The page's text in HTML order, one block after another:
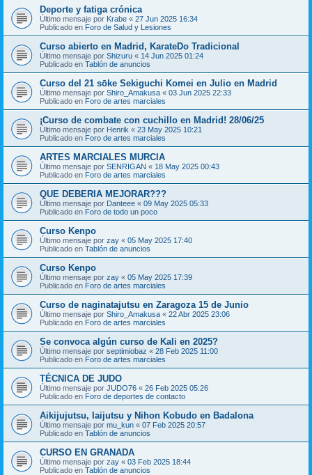
Deporte y fatiga crónica
Último mensaje por Krabe « 27 Jun 2025 16:34
Publicado en Foro de Salud y Lesiones
Curso abierto en Madrid, KarateDo Tradicional
Último mensaje por Shizuru « 14 Jun 2025 01:24
Publicado en Tablón de anuncios
Curso del 21 sōke Sekiguchi Komei en Julio en Madrid
Último mensaje por Shiro_Amakusa « 03 Jun 2025 22:33
Publicado en Foro de artes marciales
¡Curso de combate con cuchillo en Madrid! 28/06/25
Último mensaje por Henrik « 23 May 2025 10:21
Publicado en Foro de artes marciales
ARTES MARCIALES MURCIA
Último mensaje por SENRIGAN « 18 May 2025 00:43
Publicado en Foro de artes marciales
QUE DEBERIA MEJORAR???
Último mensaje por Danteee « 09 May 2025 05:33
Publicado en Foro de todo un poco
Curso Kenpo
Último mensaje por zay « 05 May 2025 17:40
Publicado en Tablón de anuncios
Curso Kenpo
Último mensaje por zay « 05 May 2025 17:39
Publicado en Foro de artes marciales
Curso de naginatajutsu en Zaragoza 15 de Junio
Último mensaje por Shiro_Amakusa « 22 Abr 2025 23:06
Publicado en Foro de artes marciales
Se convoca algún curso de Kali en 2025?
Último mensaje por septimiobaz « 28 Feb 2025 11:00
Publicado en Foro de artes marciales
TÉCNICA DE JUDO
Último mensaje por JUDO76 « 26 Feb 2025 05:26
Publicado en Foro de deportes de contacto
Aikijujutsu, Iaijutsu y Nihon Kobudo en Badalona
Último mensaje por mu_kun « 07 Feb 2025 20:57
Publicado en Tablón de anuncios
CURSO EN GRANADA
Último mensaje por zay « 03 Feb 2025 18:44
Publicado en Tablón de anuncios